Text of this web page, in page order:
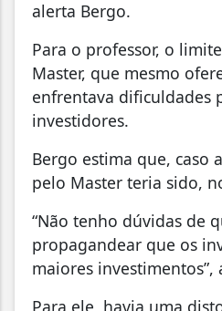
alerta Bergo.
Para o professor, o
Master, que mesmo
enfrentava dificuldades
investidores.
Bergo estima que, caso
pelo Master teria sido,
“Não tenho dúvidas de
propagandear que os
maiores investimentos”,
Para ele, havia uma